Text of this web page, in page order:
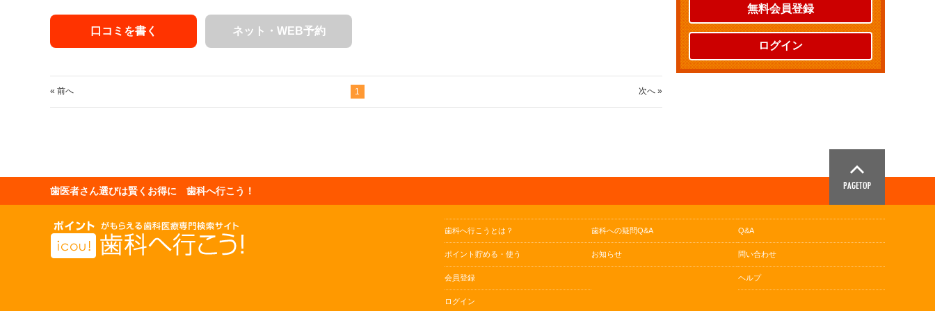
口コミを書く ネット・WEB予約
« 前へ 1 次へ »
無料会員登録
ログイン
歯医者さん選びは賢くお得に 歯科へ行こう！
歯科へ行こうとは？
ポイント貯める・使う
会員登録
ログイン
歯科への疑問Q&A
お知らせ
Q&A
問い合わせ
ヘルプ